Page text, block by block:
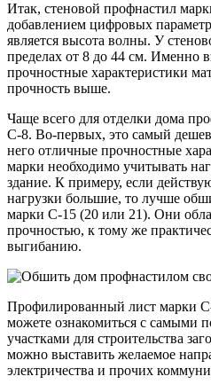
Итак, стеновой профнастил
добавлением цифровых
является высота волны. У
пределах от 8 до 44 см. Именно
прочностные характеристики
прочность выше.
Чаще всего для отделки дома
С-8. Во-первых, это самый
него отличные прочностные
марки необходимо учитывать
здание. К примеру, если
нагрузки большие, то лучше
марки С-15 (20 или 21). Они
прочностью, к тому же
выгибанию.
Профилированный лист марки
можете ознакомиться с самыми
участками для строительства
можно выставить желаемое
электричества и прочих